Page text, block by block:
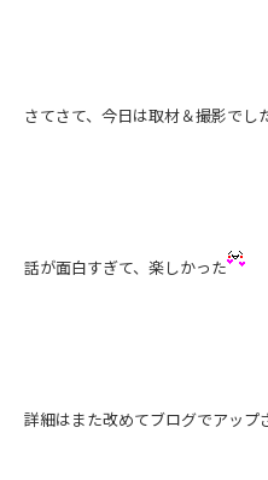
さてさて、今日は取材＆撮影でし
話が面白すぎて、楽しかった
詳細はまた改めてブログでアップ